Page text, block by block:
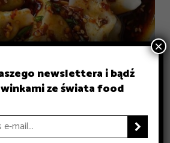
newslettera i bądź
ze świata food

×